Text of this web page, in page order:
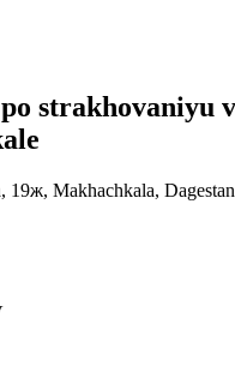
strakhovaniyu
19ж, Makhachkala,